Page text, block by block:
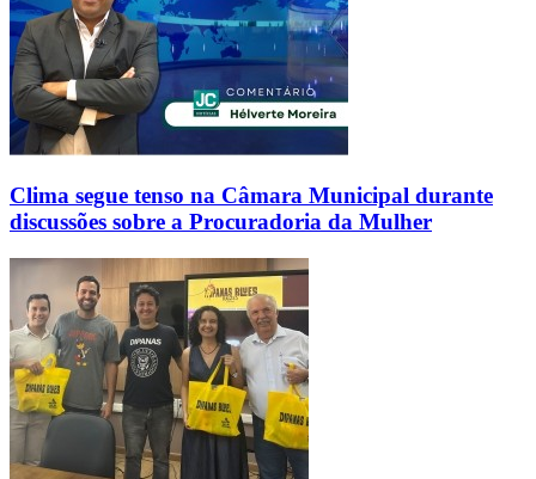
Clima segue tenso na Câmara Municipal durante
discussões sobre a Procuradoria da Mulher